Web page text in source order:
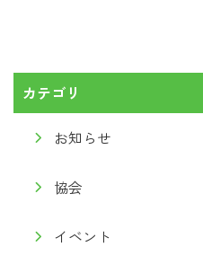
カテゴリ
お知らせ
協会
イベント